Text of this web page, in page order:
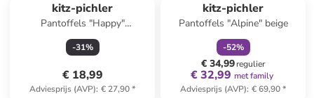
kitz-pichler
Pantoffels "Happy"
donkerblauw/zwart
-31%
€ 18,99
Adviesprijs (AVP): € 27,90*
kitz-pichler
Pantoffels "Alpine" beige
-52%
€ 34,99regulier
€ 32,99 met family
Adviesprijs (AVP): € 69,90*